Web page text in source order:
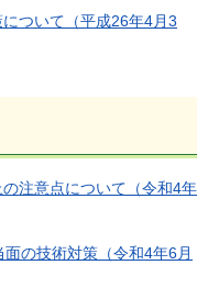
ついて（平成26年4月3
注意点について（令和4年
の技術対策（令和4年6月